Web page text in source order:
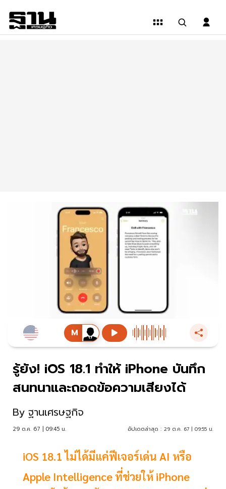
รู้ยัง! iOS 18.1 ทำให้ iPhone บันทึก
สนทนาและถอดข้อความเสียงได้
By ฐานเศรษฐกิจ
29 ต.ค. 67 | 09:45 น. อัปเดตล่าสุด : 29 ต.ค. 67 | 09:55 น.
iOS 18.1 ไม่ได้มีแค่ฟีเจอร์เด่น AI หรือ
Apple Intelligence ที่ช่วยให้ iPhone